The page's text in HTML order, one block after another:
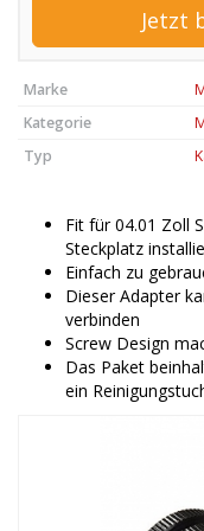
Jetzt
Marke
Kategorie
Typ
Fit für 04.01 Zoll
Steckplatz
Einfach zu
Dieser Adapter
verbinden
Screw Design
Das Paket
ein